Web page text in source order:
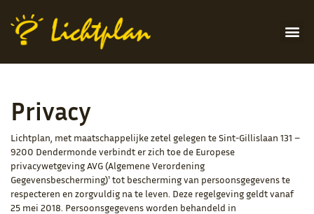
Privacy
Lichtplan, met maatschappelijke zetel gelegen te Sint-Gillislaan 131 –
9200 Dendermonde verbindt er zich toe de Europese
privacywetgeving AVG (Algemene Verordening
Gegevensbescherming)¹ tot bescherming van persoonsgegevens te
respecteren en zorgvuldig na te leven. Deze regelgeving geldt vanaf
25 mei 2018. Persoonsgegevens worden behandeld in